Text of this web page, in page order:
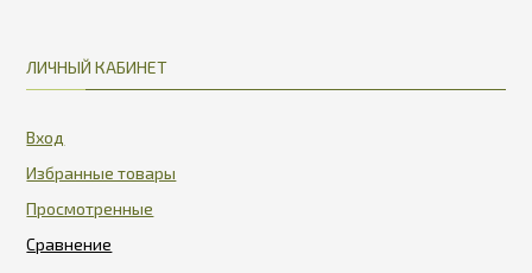
ЛИЧНЫЙ КАБИНЕТ
Вход
Избранные товары
Просмотренные